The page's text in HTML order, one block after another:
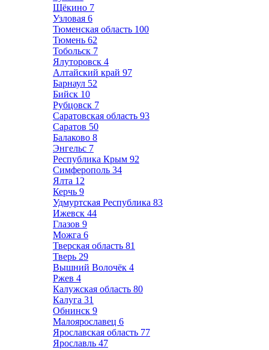
Щёкино 7
Узловая 6
Тюменская область 100
Тюмень 62
Тобольск 7
Ялуторовск 4
Алтайский край 97
Барнаул 52
Бийск 10
Рубцовск 7
Саратовская область 93
Саратов 50
Балаково 8
Энгельс 7
Республика Крым 92
Симферополь 34
Ялта 12
Керчь 9
Удмуртская Республика 83
Ижевск 44
Глазов 9
Можга 6
Тверская область 81
Тверь 29
Вышний Волочёк 4
Ржев 4
Калужская область 80
Калуга 31
Обнинск 9
Малоярославец 6
Ярославская область 77
Ярославль 47